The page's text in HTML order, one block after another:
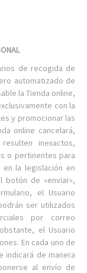
de recogida de
automatizado de
la Tienda online,
con la
y promocionar las
online cancelará,
inexactos,
o pertinentes para
la legislación en
botón de «enviar»,
el Usuario
ser utilizados
por correo
el Usuario
En cada uno de
indicará de manera
al envío de